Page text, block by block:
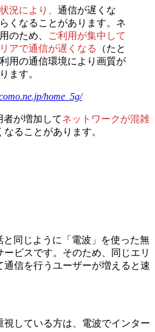
況により、 通信が遅くな
くなることがあります。ネ
のため、
ご利用が集中して
アで通信が遅くなる
（たと
用の通信環境により画質が
ます。
home_5g/
者が増加してネットワークが混雑
ることがあります。
と同じように「電波」を使った無
ビスです。そのため、同じエリ
信を行うユーザーが増えると速
している方は、電波でインター